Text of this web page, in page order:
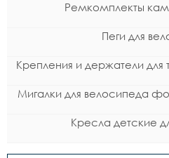
Ремкомплекты
Пеги для
Крепления и держатели
Мигалки для велосипеда
Кресла детские